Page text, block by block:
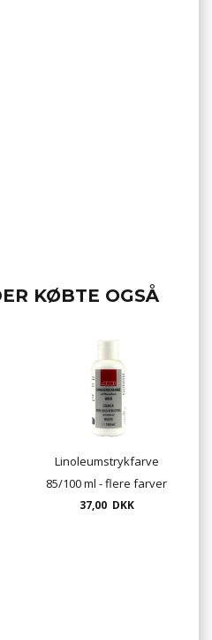
KØBTE OGSÅ
Linoleumstrykfarve
85/100 ml - flere farver
37,00 DKK